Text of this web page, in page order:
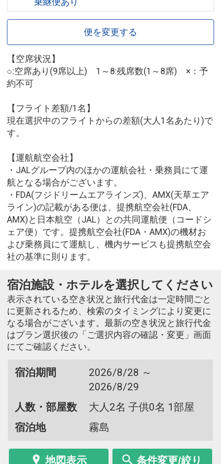
便を変更する
【空席状況】
○:空席あり(9席以上) 1～8:残席数(1～8席) ×：予
約不可
【フライト差額/1名】
現在選択中のフライトからの差額(大人1名あたり)で
す。
【運航航空会社】
・JALグループ内のほかの運航会社・乗務員にて運
航となる場合がございます。
・FDA(フジドリームエアラインズ)、AMX(天草エア
ライン)の記載がある便は、提携航空会社(FDA、
AMX)と日本航空（JAL）との共同運航便（コードシ
ェア便）です。提携航空会社(FDA・AMX)の機材お
よび乗務員にて運航し、機内サービスも提携航空会
社の基準に則ります。
宿泊施設・ホテルを選択してください
表示されている空き状況と旅行代金は一定時間ごと
に更新されるため、検索のタイミングにより変更に
なる場合がございます。最新の空き状況と旅行代金
はプラン選択後の「ご選択内容の確認・変更」画面
にてご確認ください。
宿泊期間
2026/8/28 ～
2026/8/29
人数・部屋数
大人2名 子供0名 1部屋
宿泊地
霧島
地図表示
条件変更/絞り